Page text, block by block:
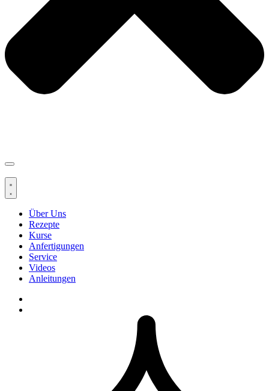
Über Uns
Rezepte
Kurse
Anfertigungen
Service
Videos
Anleitungen